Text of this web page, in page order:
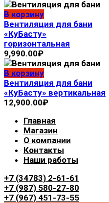
В корзину
Вентиляция для бани
«КуБасту»
горизонтальная
9,990.00₽
В корзину
Вентиляция для бани
«КуБасту» вертикальная
12,900.00₽
Главная
Магазин
О компании
Контакты
Наши работы
+7 (34783) 2-61-61
+7 (987) 580-27-80
+7 (967) 451-73-55